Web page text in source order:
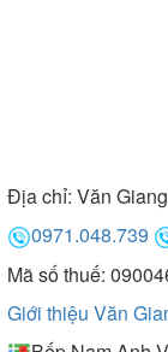
- Kích thước 60cm: Thường được thiết kế cho dòng
âm tủ, cổ điển
nên máy sẽ
Địa chỉ: Văn
0971.048.739
Mã số thuế:
Giới thiệu Văn